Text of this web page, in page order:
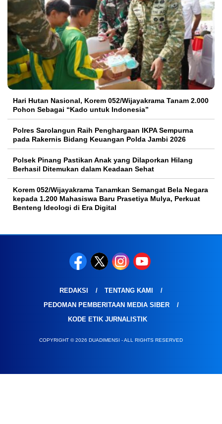
Hari Hutan Nasional, Korem 052/Wijayakrama Tanam 2.000
Pohon Sebagai “Kado untuk Indonesia”
Polres Sarolangun Raih Penghargaan IKPA Sempurna
pada Rakernis Bidang Keuangan Polda Jambi 2026
Polsek Pinang Pastikan Anak yang Dilaporkan Hilang
Berhasil Ditemukan dalam Keadaan Sehat
Korem 052/Wijayakrama Tanamkan Semangat Bela Negara
kepada 1.200 Mahasiswa Baru Prasetiya Mulya, Perkuat
Benteng Ideologi di Era Digital
REDAKSI
TENTANG KAMI
PEDOMAN PEMBERITAAN MEDIA SIBER
KODE ETIK JURNALISTIK
COPYRIGHT © 2026 DUADIMENSI - ALL RIGHTS RESERVED